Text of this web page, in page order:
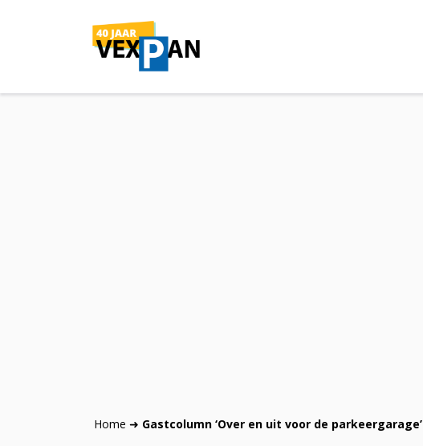
Home ➜ Gastcolumn ‘Over en uit voor de parkeergarage’